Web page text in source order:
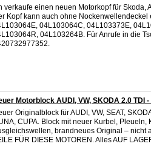
verkaufe einen neuen Motorkopf für Skoda,
Kopf kann auch ohne
04L103064C, 04L103373E,
04L103264B. Für Anrufe in die
Motorblock AUDI, VW, SKODA 2.0 TDI
Originalblock für AUDI, VW, SEAT,
CUPA. Block mit neuer Kurbel, Pleueln,
brandneues Original – nicht
FÜR DIESE MOTOREN. Alles AUF